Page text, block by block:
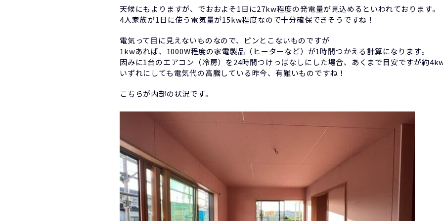
天候にもよりますが、でおおよそ1日に27kw程度の発電量が見込めるといわれております。
4人家族が1日に使う電気量が15kw程度なので十分確保できそうですね！
電気って目に見えないものなので、ピンとこないものですが
1kwあれば、1000W程度の家電製品（ヒーターなど）が1時間つかえる計算になります。
因みに1台のエアコン（冷房）を24時間つけっぱなしにした場合、あくまで目安ですが約4kw
いずれにしても電気代の高騰している昨今、有難いものですね！
こちらが内部の状況です。